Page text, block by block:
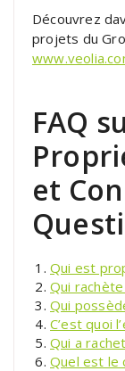
Découvrez
projets du
FAQ
et
Qui est
Qui rachète
Qui
C’est quoi
Qui a
Quel est le